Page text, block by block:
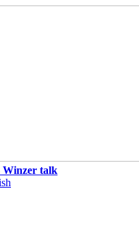
Winzer talk